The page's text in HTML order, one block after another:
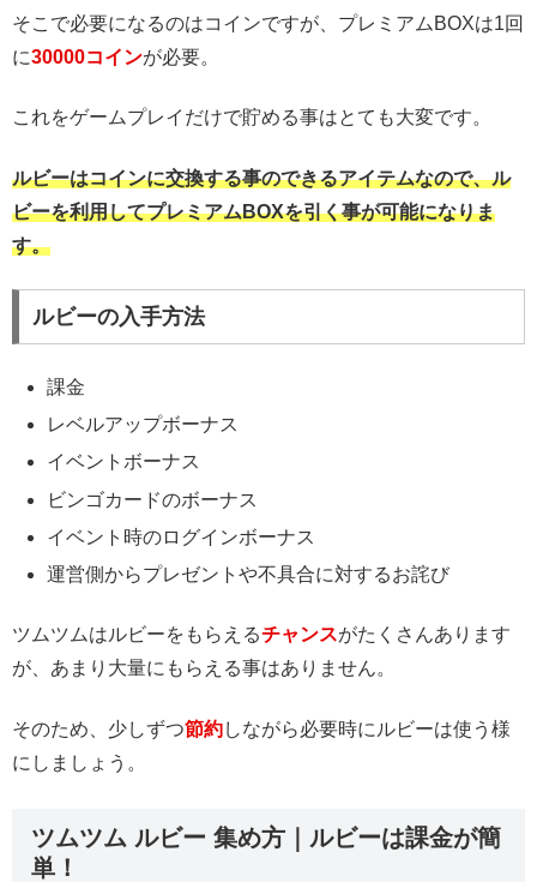
そこで必要になるのはコインですが、プレミアムBOXは1回
に30000コインが必要。
これをゲームプレイだけで貯める事はとても大変です。
ルビーはコインに交換する事のできるアイテムなので、ル
ビーを利用してプレミアムBOXを引く事が可能になりま
す。
ルビーの入手方法
課金
レベルアップボーナス
イベントボーナス
ビンゴカードのボーナス
イベント時のログインボーナス
運営側からプレゼントや不具合に対するお詫び
ツムツムはルビーをもらえるチャンスがたくさんあります
が、あまり大量にもらえる事はありません。
そのため、少しずつ節約しながら必要時にルビーは使う様
にしましょう。
ツムツム ルビー 集め方｜ルビーは課金が簡
単！